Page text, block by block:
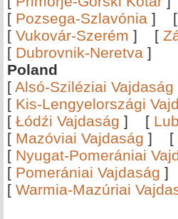
[ Pozsega-Szlavónia ] [
[ Vukovár-Szerém ] [
[ Dubrovnik-Neretva ]
Poland
[ Alsó-Sziléziai Vajdaság
[ Kis-Lengyelországi
[ Łódźi Vajdaság ] [
[ Mazóviai Vajdaság ] [
[ Nyugat-Pomerániai
[ Pomerániai Vajdaság ]
[ Warmia-Mazúriai